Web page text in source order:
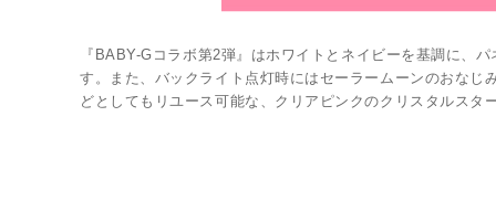
『BABY-Gコラボ第2弾』はホワイトとネイビーを基調に、
す。また、バックライト点灯時にはセーラームーンのおな
どとしてもリユース可能な、クリアピンクのクリスタルス